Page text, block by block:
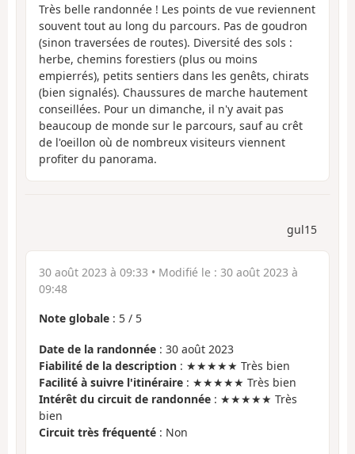
Très belle randonnée ! Les points de vue reviennent
souvent tout au long du parcours. Pas de goudron
(sinon traversées de routes). Diversité des sols :
herbe, chemins forestiers (plus ou moins
empierrés), petits sentiers dans les genêts, chirats
(bien signalés). Chaussures de marche hautement
conseillées. Pour un dimanche, il n'y avait pas
beaucoup de monde sur le parcours, sauf au crêt
de l'oeillon où de nombreux visiteurs viennent
profiter du panorama.
gul15
30 août 2023 à 09:33 • Modifié le : 30 août 2023 à
09:48
Note globale : 5 / 5
Date de la randonnée : 30 août 2023
Fiabilité de la description : ★★★★★ Très bien
Facilité à suivre l'itinéraire : ★★★★★ Très bien
Intérêt du circuit de randonnée : ★★★★★ Très
bien
Circuit très fréquenté : Non